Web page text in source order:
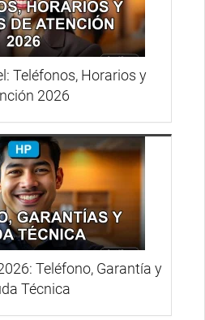
Teléfonos, Horarios y
2026
Teléfono, Garantía y
Técnica